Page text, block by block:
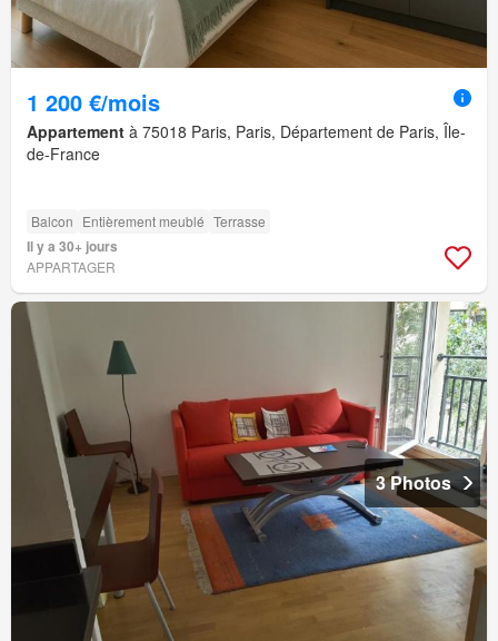
1 200 €/mois
Appartement à 75018 Paris, Paris, Département de Paris, Île-
de-France
Balcon Entièrement meublé Terrasse
Il y a 30+ jours
APPARTAGER
3 Photos